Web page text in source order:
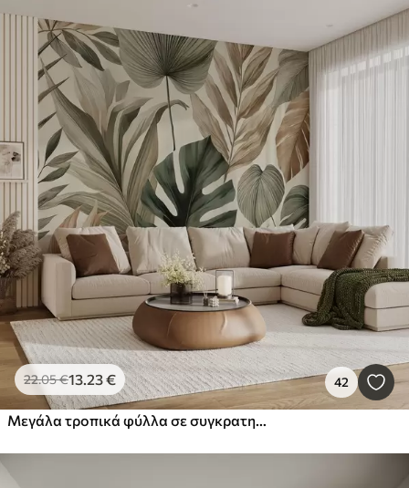
22.05€13.23€ 42
Μεγάλα τροπικά φύλλα σε συγκρατημένες ντελικάτες παστέλ αποχρώσεις